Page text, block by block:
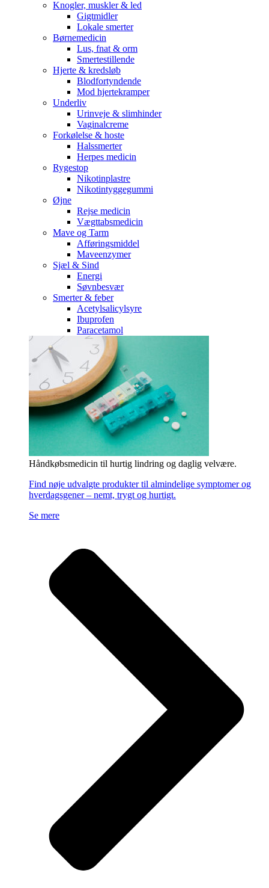
Knogler, muskler & led
Gigtmidler
Lokale smerter
Børnemedicin
Lus, fnat & orm
Smertestillende
Hjerte & kredsløb
Blodfortyndende
Mod hjertekramper
Underliv
Urinveje & slimhinder
Vaginalcreme
Forkølelse & hoste
Halssmerter
Herpes medicin
Rygestop
Nikotinplastre
Nikotintyggegummi
Øjne
Rejse medicin
Vægttabsmedicin
Mave og Tarm
Afføringsmiddel
Maveenzymer
Sjæl & Sind
Energi
Søvnbesvær
Smerter & feber
Acetylsalicylsyre
Ibuprofen
Paracetamol
Håndkøbsmedicin til hurtig lindring og daglig velvære.
Find nøje udvalgte produkter til almindelige symptomer og
hverdagsgener – nemt, trygt og hurtigt.
Se mere